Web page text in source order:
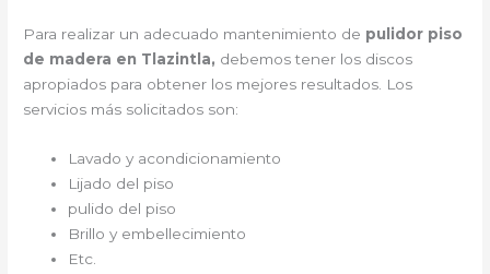
Para realizar un adecuado mantenimiento de pulidor piso
de madera en Tlazintla, debemos tener los discos
apropiados para obtener los mejores resultados. Los
servicios más solicitados son:
Lavado y acondicionamiento
Lijado del piso
pulido del piso
Brillo y embellecimiento
Etc.